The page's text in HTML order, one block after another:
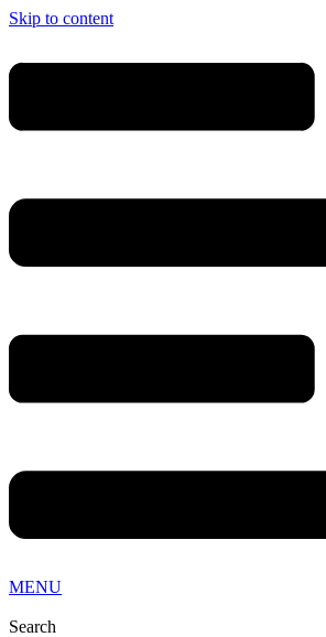
Skip to content
MENU
Search